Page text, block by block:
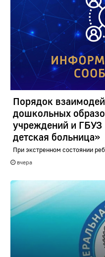
Порядок
дошкольных
учреждений и
детская больница»
При экстренном состоянии
вчера